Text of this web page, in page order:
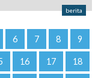
berita
6 7 8 9
16 17 18